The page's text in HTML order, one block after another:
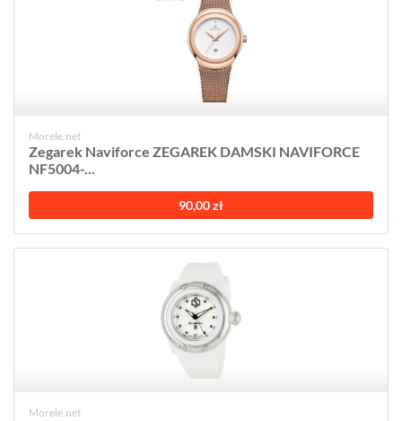
Morele.net
Zegarek Naviforce ZEGAREK DAMSKI NAVIFORCE
NF5004-...
90,00 zł
Morele.net